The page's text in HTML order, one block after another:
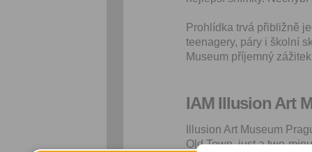
Prohlídka trvá přibližně
teenagery, páry i školní
Museum příjemný
IAM Illusion Art
Illusion Art Museum
Old Town, just a two-